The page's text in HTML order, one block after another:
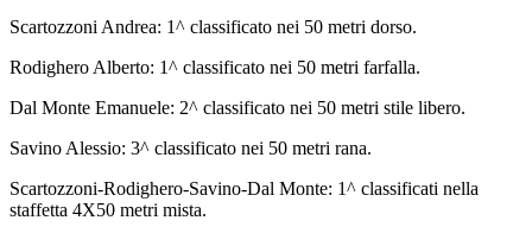
Scartozzoni Andrea: 1^ classificato nei 50 metri dorso.
Rodighero Alberto: 1^ classificato nei 50 metri farfalla.
Dal Monte Emanuele: 2^ classificato nei 50 metri stile libero.
Savino Alessio: 3^ classificato nei 50 metri rana.
Scartozzoni-Rodighero-Savino-Dal Monte: 1^ classificati nella
staffetta 4X50 metri mista.